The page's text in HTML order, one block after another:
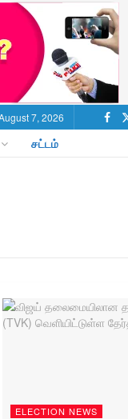
7, 2026
சட்டம்
ELECTION NEWS